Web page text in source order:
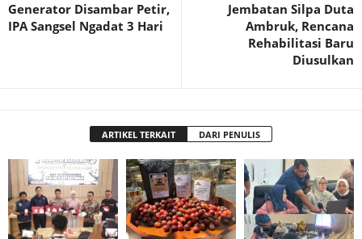
Generator Disambar Petir,
IPA Sangsel Ngadat 3 Hari
Jembatan Silpa Duta
Ambruk, Rencana
Rehabilitasi Baru
Diusulkan
ARTIKEL TERKAIT DARI PENULIS